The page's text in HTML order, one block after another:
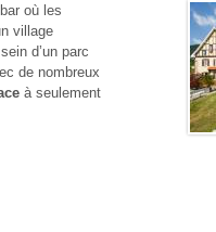
où les
village
d’un parc
de nombreux
à seulement